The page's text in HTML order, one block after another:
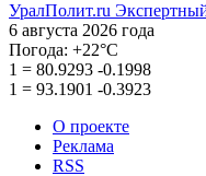
УралПолит.ru
6 августа 2026 года
Погода: +22°С
1 = 80.9293 -0.1998
1 = 93.1901 -0.3923
О проекте
Реклама
RSS